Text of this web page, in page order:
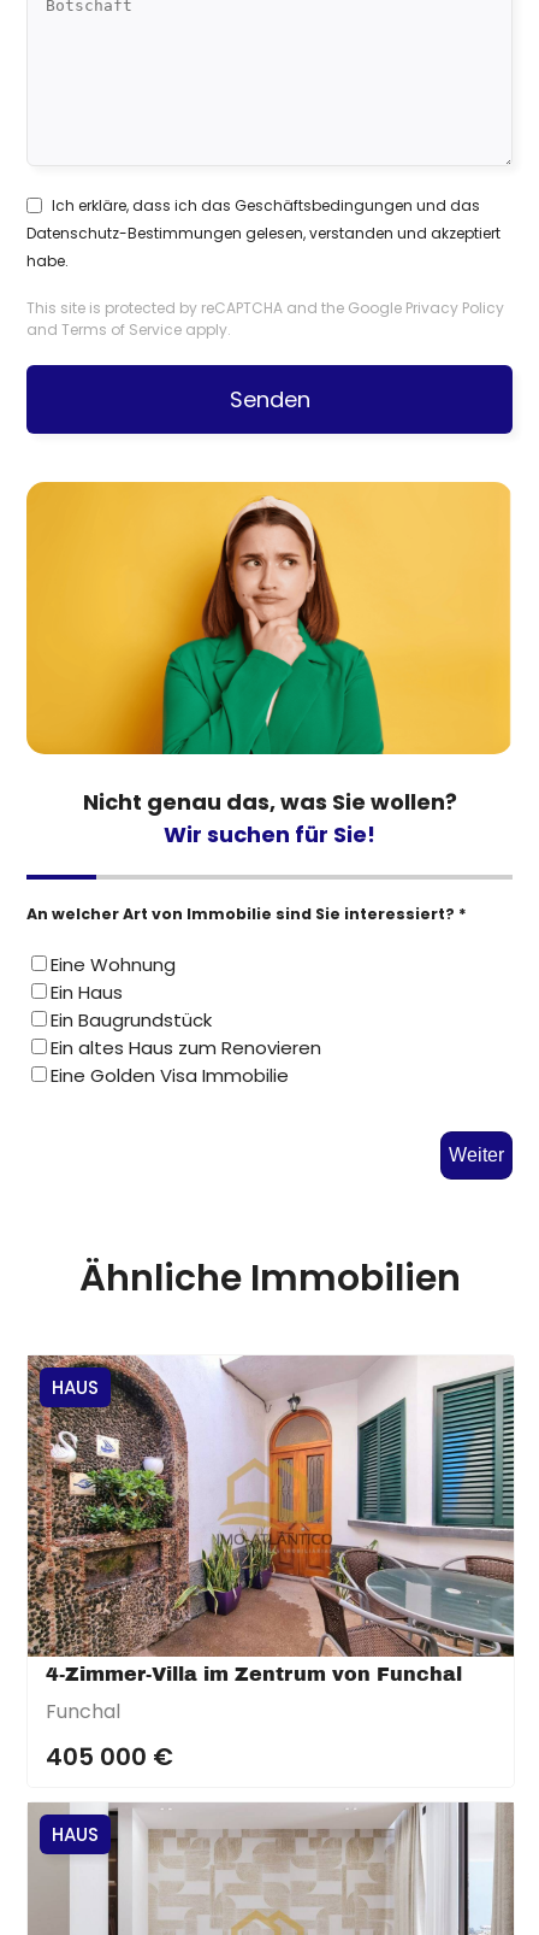
Ich erkläre, dass ich dasGeschäftsbedingungen und das
Datenschutz-Bestimmungen gelesen, verstanden und akzeptiert
habe.
This site is protected by reCAPTCHA and the Google Privacy Policy
andTerms of Service apply.
Senden
Nicht genau das, was Sie wollen?
Wir suchen für Sie!
An welcher Art von Immobilie sind Sie interessiert? *
Eine Wohnung
Ein Haus
Ein Baugrundstück
Ein altes Haus zum Renovieren
Eine Golden Visa Immobilie
Weiter
Ähnliche Immobilien
HAUS
4-Zimmer-Villa im Zentrum von Funchal
Funchal
405 000 €
HAUS